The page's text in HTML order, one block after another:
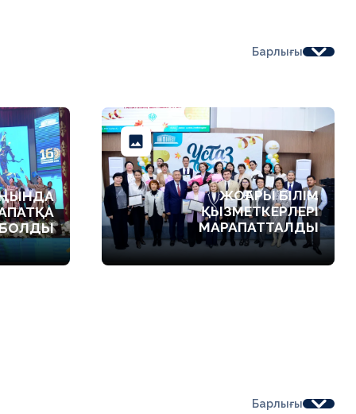
Барлығы
ЖОҒАРЫ БІЛІМ
ҚЫЗМЕТКЕРЛЕРІ
МАРАПАТТАЛДЫ
Барлығы